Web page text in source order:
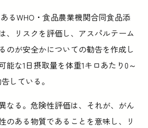
るWHO・食品農業機関合同食品添
、リスクを評価し、アスパルテーム
のが安全かについての勧告を作成し
能な1日摂取量を体重1キロあたり0～
している。
なる。危険性評価は、それが、がん
のある物質であることを意味し、リ